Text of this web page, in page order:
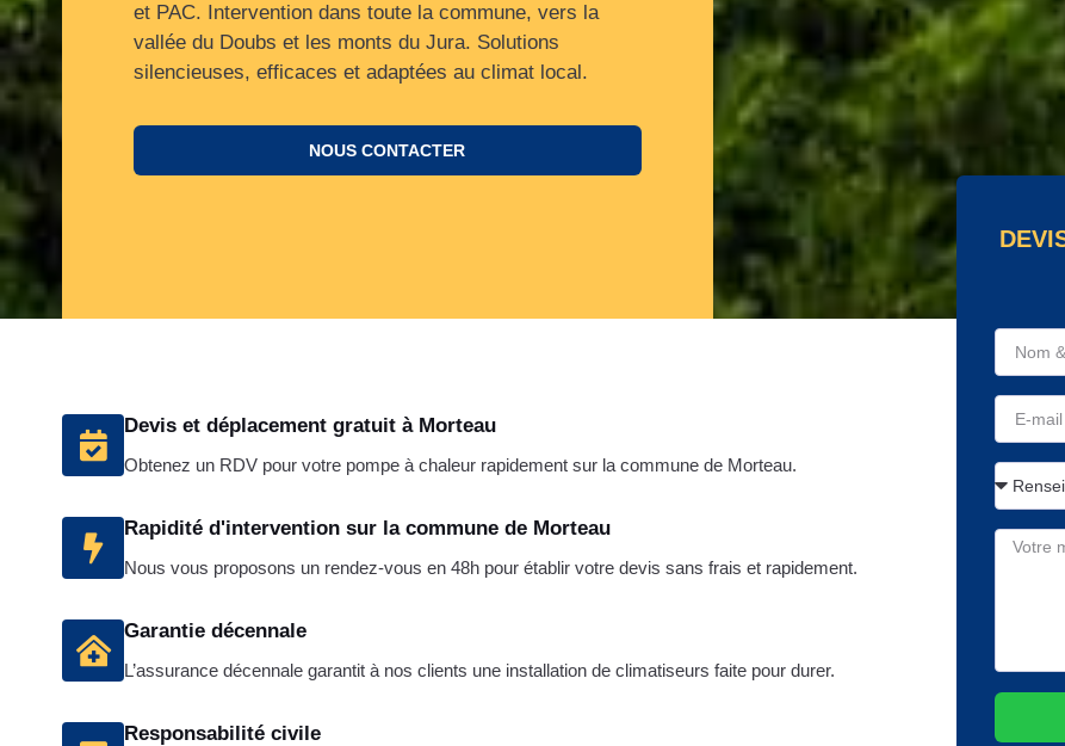
et PAC. Intervention dans toute la commune, vers la
vallée du Doubs et les monts du Jura. Solutions
silencieuses, efficaces et adaptées au climat local.
NOUS CONTACTER
Devis et déplacement gratuit à Morteau
Obtenez un RDV pour votre pompe à chaleur rapidement sur la commune de Morteau.
Rapidité d'intervention sur la commune de Morteau
Nous vous proposons un rendez-vous en 48h pour établir votre devis sans frais et rapidement.
Garantie décennale
L’assurance décennale garantit à nos clients une installation de climatiseurs faite pour durer.
Responsabilité civile